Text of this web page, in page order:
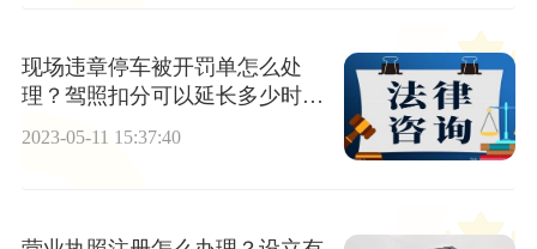
现场违章停车被开罚单怎么处
理？驾照扣分可以延长多少时
间？
2023-05-11 15:37:40